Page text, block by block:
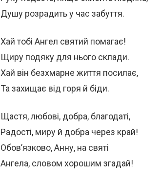
Душу розрадить у час забуття.
Хай тобі Ангел святий помагає!
Щиру подяку для нього склади.
Хай він безхмарне життя посилає,
Та захищає від горя й біди.
Щастя, любові, добра, благодаті,
Радості, миру й добра через край!
Обов’язково, Анну, на святі
Ангела, словом хорошим згадай!